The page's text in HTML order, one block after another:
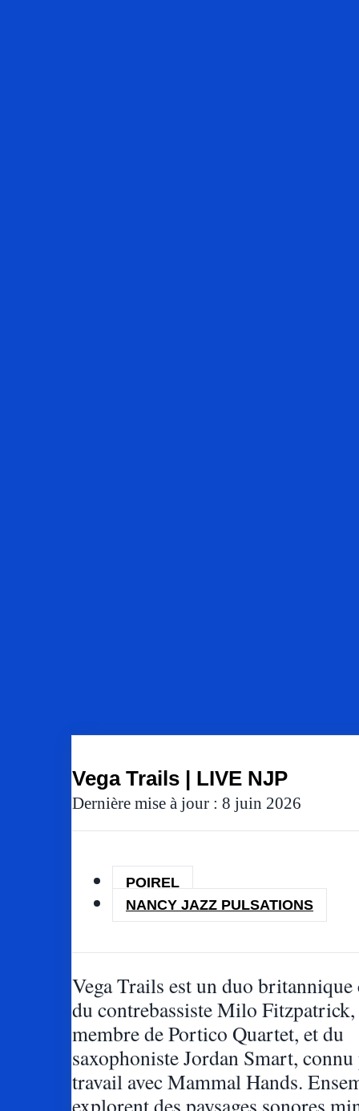
Vega Trails | LIVE NJP
Dernière mise à jour : 8 juin 2026
POIREL
NANCY JAZZ PULSATIONS
Vega Trails est un duo britannique
du contrebassiste Milo Fitzpatrick,
membre de Portico Quartet, et du
saxophoniste Jordan Smart,
travail avec Mammal Hands.